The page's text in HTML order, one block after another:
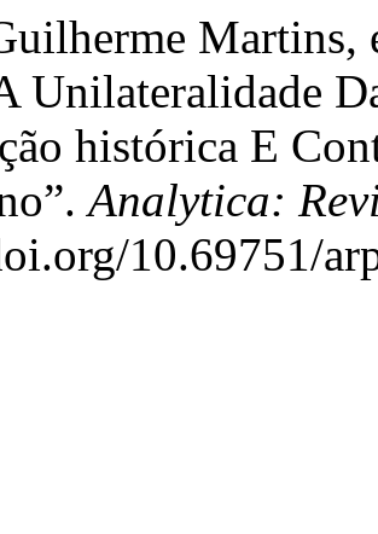
Unilateralidade
histórica E
Analytica:
10.69751/